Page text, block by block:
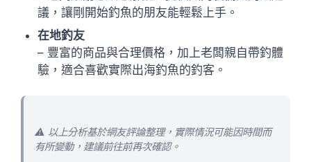
議，讓剛開始釣魚的朋友能輕鬆上手。
在地釣友
– 豐富的商品與合理價格，加上老闆親自帶釣體
驗，適合喜歡實際出海釣魚的釣客。
⚠️ 以上分析基於網友評論整理，實際情況可能因時間而
有所變動，建議前往前再次確認。